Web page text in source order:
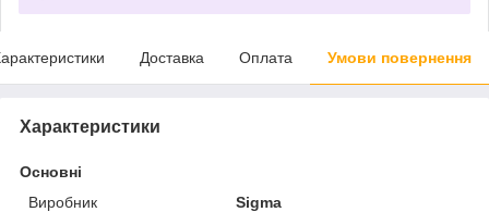
Доставка Оплата Умови повернення
Характеристики
Основні
Виробник
Sigma